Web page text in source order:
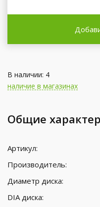
В наличии: 4
наличие в магазинах
Общие
Артикул:
Производитель:
Диаметр диска:
DIA диска: